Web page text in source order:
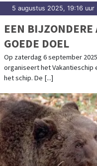
5 augustus 2025, 19:16 uur
EEN BIJZONDERE
GOEDE DOEL
Op zaterdag 6 september
organiseert het Vakantieschip
het schip. De [...]